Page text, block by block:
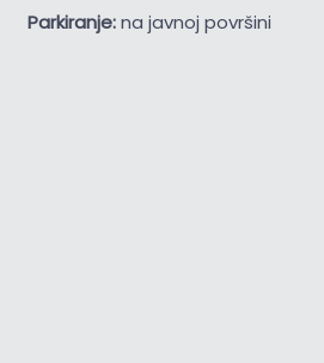
Parkiranje:na javnoj površini